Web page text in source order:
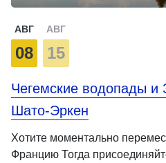
АВГ
08
АВГ
15
Чегемские водопады и
Шато-Эркен
Хотите моментально
Францию Тогда